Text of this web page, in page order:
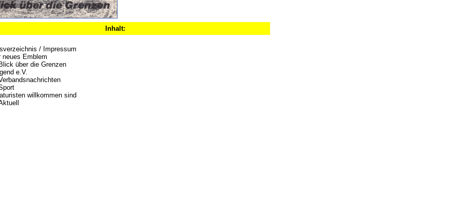
Inhalt:
/ Impressum
neues Emblem
über die Grenzen
e.V.
willkommen sind